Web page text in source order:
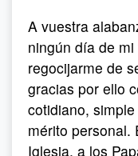
A vuestra
ningún día de
regocijarme de
gracias por ello
cotidiano,
mérito personal.
Iglesia, a los